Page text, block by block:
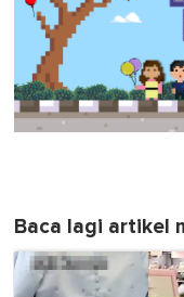
Baca lagi artikel